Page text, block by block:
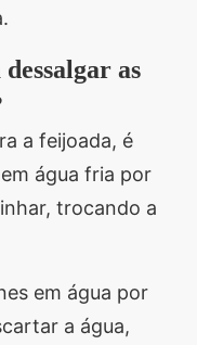
as
a feijoada, é
água fria por
trocando a
em água por
a água,